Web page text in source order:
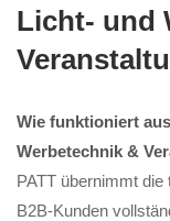
Licht- und
Wie funktioniert
Werbetechnik &
PATT übernimmt
B2B-Kunden